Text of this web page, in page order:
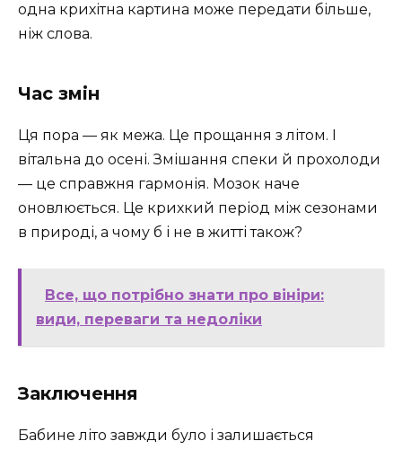
одна крихітна картина може передати більше,
ніж слова.
Час змін
Ця пора — як межа. Це прощання з літом. І
вітальна до осені. Змішання спеки й прохолоди
— це справжня гармонія. Мозок наче
оновлюється. Це крихкий період між сезонами
в природі, а чому б і не в житті також?
Все, що потрібно знати про вініри:
види, переваги та недоліки
Заключення
Бабине літо завжди було і залишається